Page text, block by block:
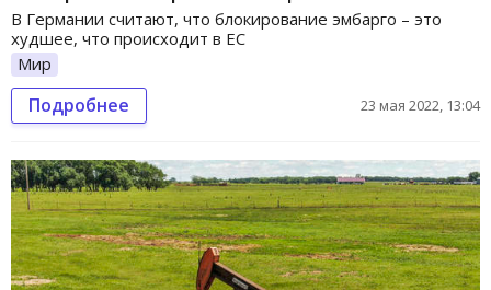
В Германии считают, что блокирование эмбарго – это
худшее, что происходит в ЕС
Мир
Подробнее 23 мая 2022, 13:04